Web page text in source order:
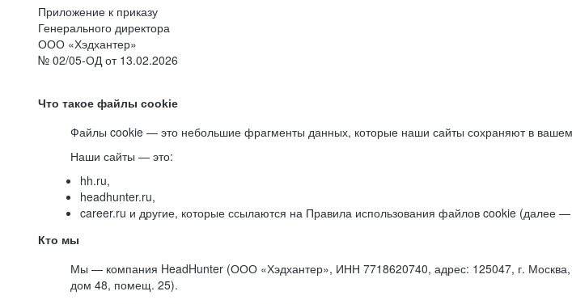
Приложение к приказу
Генерального директора
ООО «Хэдхантер»
№ 02/05-ОД от 13.02.2026
Что такое файлы cookie
Файлы cookie — это небольшие фрагменты данных, которые наши сайты сохраняют в
Наши сайты — это:
hh.ru,
headhunter.ru,
career.ru и другие, которые ссылаются на Правила использования файлов cookie (далее
Кто мы
Мы — компания HeadHunter (ООО «Хэдхантер», ИНН 7718620740, адрес: 125047, г. Москва,
дом 48, помещ. 25).